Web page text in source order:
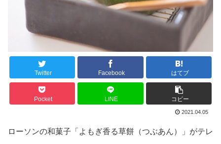
Twitter Facebook はてブ
Pocket LINE コピー
2021.04.05
ローソンの和菓子「よもぎ香る草餅（つぶあん）」がテレ